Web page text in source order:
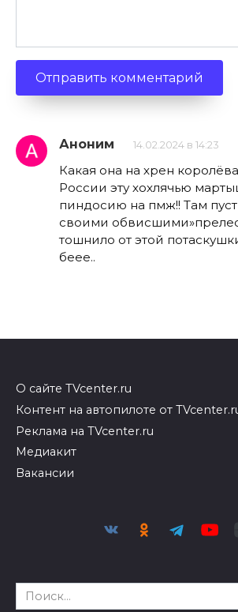
Аноним 14.02.2024 в 14:23
Какая она на хрен
России эту хохлячью
пиндосию на пмж!! Там
своими
тошнило от этой
беее..
О сайте TVcenter.ru
Контент на автопилоте от
Реклама на TVcenter.ru
Медиакит
Вакансии
Search
for: